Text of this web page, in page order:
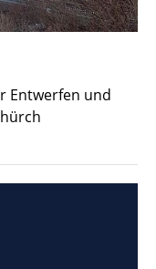
Entwerfen und